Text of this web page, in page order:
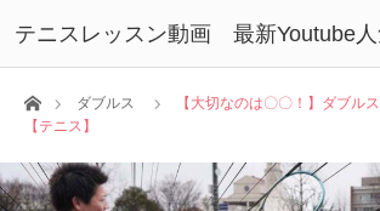
テニスレッスン動画 最新Youtube人
ホームダブルス
【大切なのは〇〇！】ダブル
【テニス】